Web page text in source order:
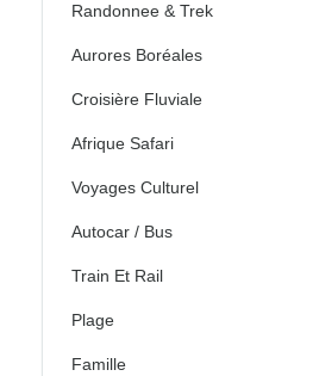
Randonnee & Trek
Aurores Boréales
Croisière Fluviale
Afrique Safari
Voyages Culturel
Autocar / Bus
Train Et Rail
Plage
Famille